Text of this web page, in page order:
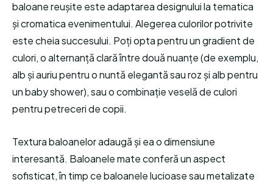
baloane reușite este adaptarea designului la tematica
și cromatica evenimentului. Alegerea culorilor potrivite
este cheia succesului. Poți opta pentru un gradient de
culori, o alternanță clară între două nuanțe (de exemplu,
alb și auriu pentru o nuntă elegantă sau roz și alb pentru
un baby shower), sau o combinație veselă de culori
pentru petreceri de copii.
Textura baloanelor adaugă și ea o dimensiune
interesantă. Baloanele mate conferă un aspect
sofisticat, în timp ce baloanele lucioase sau metalizate